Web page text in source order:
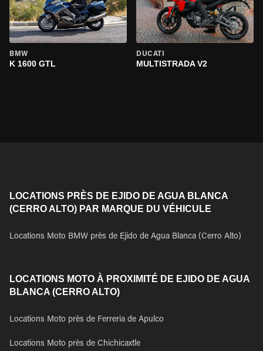
BMW
K 1600 GTL
DUCATI
MULTISTRADA V2
LOCATIONS PRÈS DE EJIDO DE AGUA BLANCA
(CERRO ALTO) PAR MARQUE DU VÉHICULE
Locations Moto BMW près de Ejido de Agua Blanca (Cerro Alto)
LOCATIONS MOTO À PROXIMITÉ DE EJIDO DE AGUA
BLANCA (CERRO ALTO)
Locations Moto près de Ferreria de Apulco
Locations Moto près de Chichicaxtle